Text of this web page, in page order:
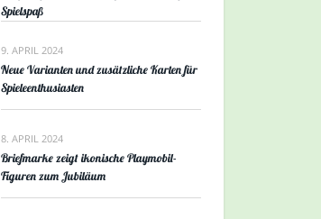
Spielspaß
9. APRIL 2024
Neue Varianten und zusätzliche Karten für
Spieleenthusiasten
8. APRIL 2024
Briefmarke zeigt ikonische Playmobil-
Figuren zum Jubiläum